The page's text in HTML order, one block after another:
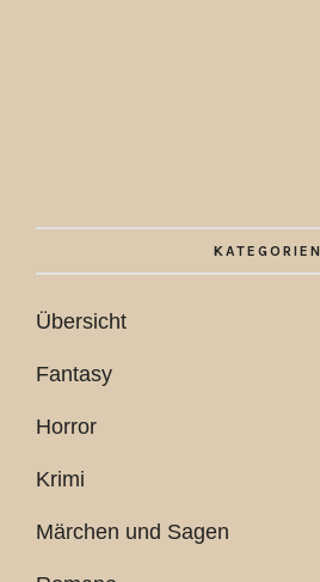
KATEGORIEN
Übersicht
Fantasy
Horror
Krimi
Märchen und Sagen